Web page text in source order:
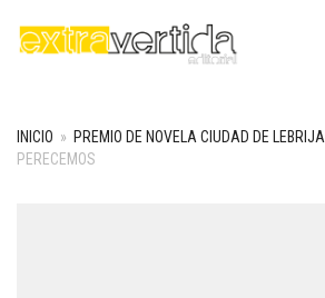
INICIO » PREMIO DE NOVELA CIUDAD DE LEBRIJA
PERECEMOS